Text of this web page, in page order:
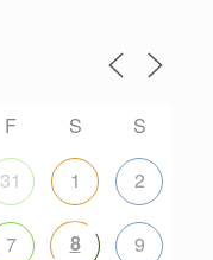
F S
S
31 1 2
7 8 9